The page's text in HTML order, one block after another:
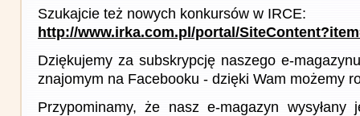
Szukajcie też nowych konkursów w IRCE:
http://www.irka.com.pl/portal/
Dziękujemy za subskrypcję naszego e-
znajomym na Facebooku - dzięki Wam możemy
Przypominamy, że nasz e-magazyn